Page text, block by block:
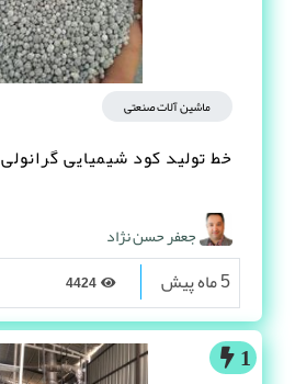
ماشین آلات صنعتی
خط تولید کود شیمیایی گرانولی
جعفر حسن نژاد
5 ماه پیش
1